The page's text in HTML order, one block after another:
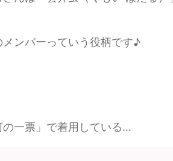
ンバーっていう役柄です♪
一票」で着用している…